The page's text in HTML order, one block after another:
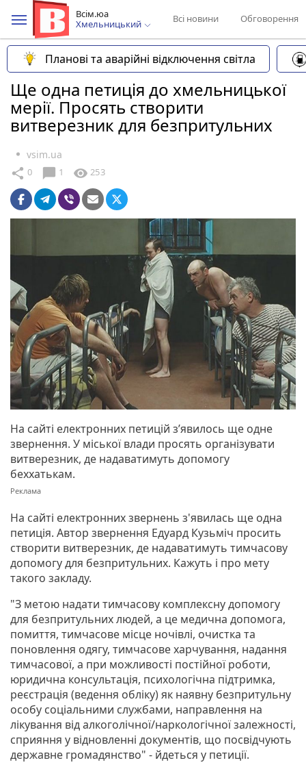
Всім.юа
Хмельницький
Всі новини Обговорення
Планові та аварійні відключення світла
Ще одна петиція до хмельницької
мерії. Просять створити
витверезник для безпритульних
vsim.ua
share 0 chat_bubble 1 visibility 253
На сайті електронних петицій з’явилось ще одне
звернення. У міської влади просять організувати
витверезник, де надаватимуть допомогу
беххатькам.
На сайті електронних звернень з'явилась ще одна
петиція. Автор звернення Едуард Кузьміч просить
створити витверезник, де надаватимуть тимчасову
допомогу для безпритульних. Кажуть і про мету
такого закладу.
"З метою надати тимчасову комплексну допомогу
для безпритульних людей, а це медична допомога,
помиття, тимчасове місце ночівлі, очистка та
поновлення одягу, тимчасове харчування, надання
тимчасової, а при можливості постійної роботи,
юридична консультація, психологічна підтримка,
реєстрація (ведення обліку) як наявну безпритульну
особу соціальними службами, направлення на
лікування від алкоголічної/наркологічної залежності,
сприяння у відновленні документів, що посвідчують
державне громадянство" - йдеться у петиції.